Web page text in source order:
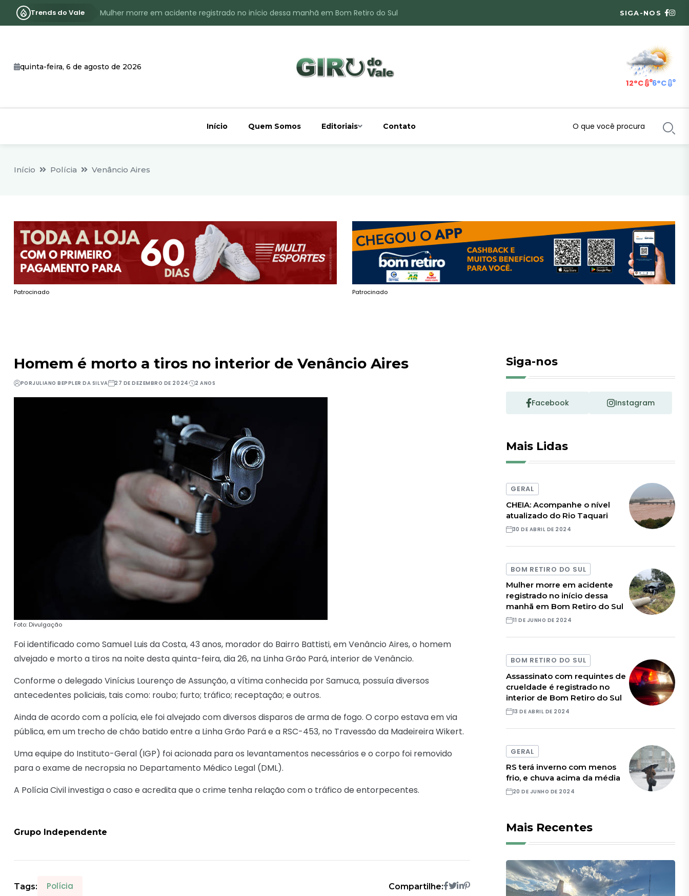
Trends do Vale
Mulher morre em acidente registrado no início dessa manhã em Bom Retiro do Sul
Identificado o jovem assassinado no interior de Bom Retiro do Sul
SIGA-NOS
quinta-feira, 6 de agosto de 2026
12°C 6°C
Início Quem Somos Editoriais Contato
Início Polícia Venâncio Aires
Patrocinado Patrocinado
Homem é morto a tiros no interior de Venâncio Aires
PORJULIANO BEPPLER DA SILVA 27 DE DEZEMBRO DE 2024 2 ANOS
Foto: Divulgação
Foi identificado como Samuel Luis da Costa, 43 anos, morador do Bairro Battisti, em Venâncio Aires, o homem
alvejado e morto a tiros na noite desta quinta-feira, dia 26, na Linha Grão Pará, interior de Venâncio.
Conforme o delegado Vinícius Lourenço de Assunção, a vítima conhecida por Samuca, possuía diversos
antecedentes policiais, tais como: roubo; furto; tráfico; receptação; e outros.
Ainda de acordo com a polícia, ele foi alvejado com diversos disparos de arma de fogo. O corpo estava em via
pública, em um trecho de chão batido entre a Linha Grão Pará e a RSC-453, no Travessão da Madeireira Wikert.
Uma equipe do Instituto-Geral (IGP) foi acionada para os levantamentos necessários e o corpo foi removido
para o exame de necropsia no Departamento Médico Legal (DML).
A Polícia Civil investiga o caso e acredita que o crime tenha relação com o tráfico de entorpecentes.
Grupo Independente
Tags: Polícia Compartilhe:
Siga-nos
Facebook Instagram
Mais Lidas
GERAL
CHEIA: Acompanhe o nível
atualizado do Rio Taquari
30 DE ABRIL DE 2024
BOM RETIRO DO SUL
Mulher morre em acidente
registrado no início dessa
manhã em Bom Retiro do Sul
11 DE JUNHO DE 2024
BOM RETIRO DO SUL
Assassinato com requintes de
crueldade é registrado no
interior de Bom Retiro do Sul
13 DE ABRIL DE 2024
GERAL
RS terá inverno com menos
frio, e chuva acima da média
20 DE JUNHO DE 2024
Mais Recentes